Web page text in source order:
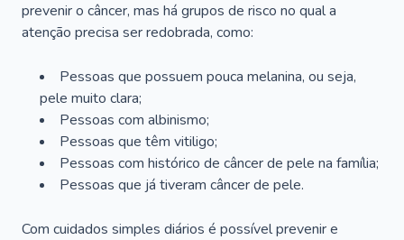
prevenir o câncer, mas há grupos de risco no qual a
atenção precisa ser redobrada, como:
Pessoas que possuem pouca melanina, ou seja,
pele muito clara;
Pessoas com albinismo;
Pessoas que têm vitiligo;
Pessoas com histórico de câncer de pele na família;
Pessoas que já tiveram câncer de pele.
Com cuidados simples diários é possível prevenir e